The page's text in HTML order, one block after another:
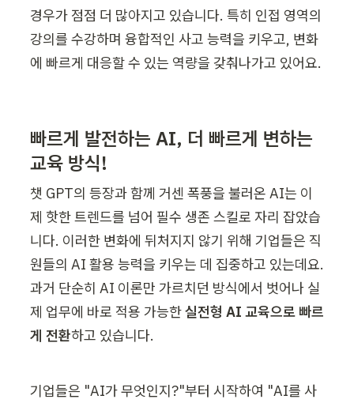
경우가 점점 더 많아지고 있습니다. 특히 인접 영역의
강의를 수강하며 융합적인 사고 능력을 키우고, 변화
에 빠르게 대응할 수 있는 역량을 갖춰나가고 있어요.
빠르게 발전하는 AI, 더 빠르게 변하는
교육 방식!
챗 GPT의 등장과 함께 거센 폭풍을 불러온 AI는 이
제 핫한 트렌드를 넘어 필수 생존 스킬로 자리 잡았습
니다. 이러한 변화에 뒤처지지 않기 위해 기업들은 직
원들의 AI 활용 능력을 키우는 데 집중하고 있는데요.
과거 단순히 AI 이론만 가르치던 방식에서 벗어나 실
제 업무에 바로 적용 가능한 실전형 AI 교육으로 빠르
게 전환하고 있습니다.
기업들은 "AI가 무엇인지?"부터 시작하여 "AI를 사